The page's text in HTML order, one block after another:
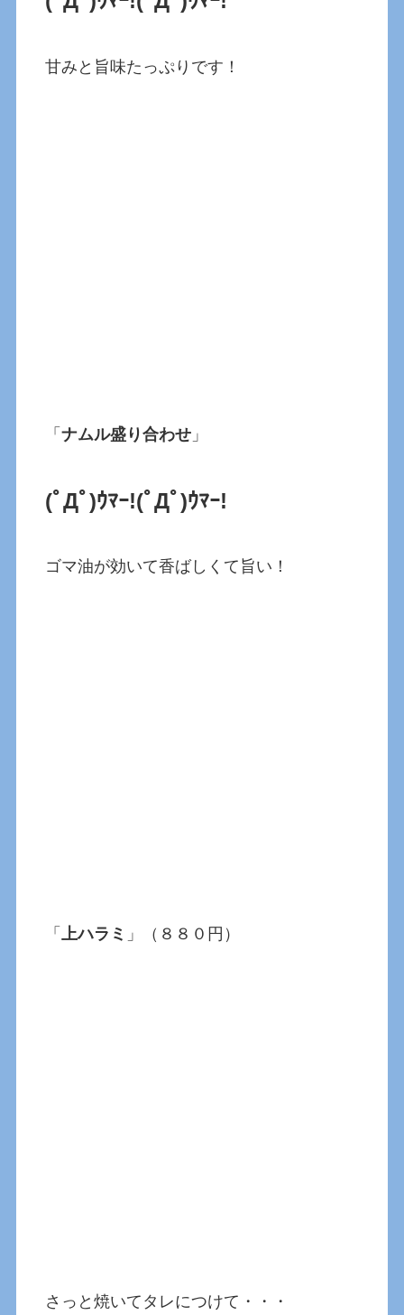
甘みと旨味たっぷりです！
「ナムル盛り合わせ 」
(ﾟДﾟ)ｳﾏｰ!(ﾟДﾟ)ｳﾏｰ!
ゴマ油が効いて香ばしくて旨い！
「上ハラミ 」（８８０円）
さっと焼いてタレにつけて・・・